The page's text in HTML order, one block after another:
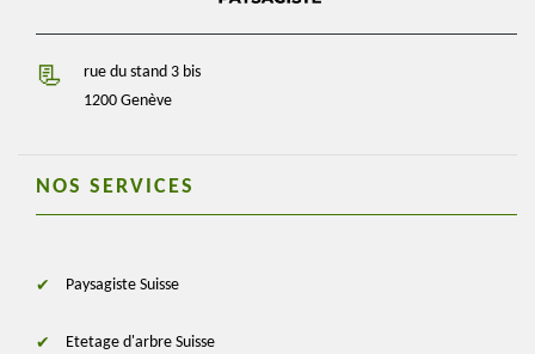
rue du stand 3 bis
1200 Genève
NOS SERVICES
Paysagiste Suisse
Etetage d'arbre Suisse